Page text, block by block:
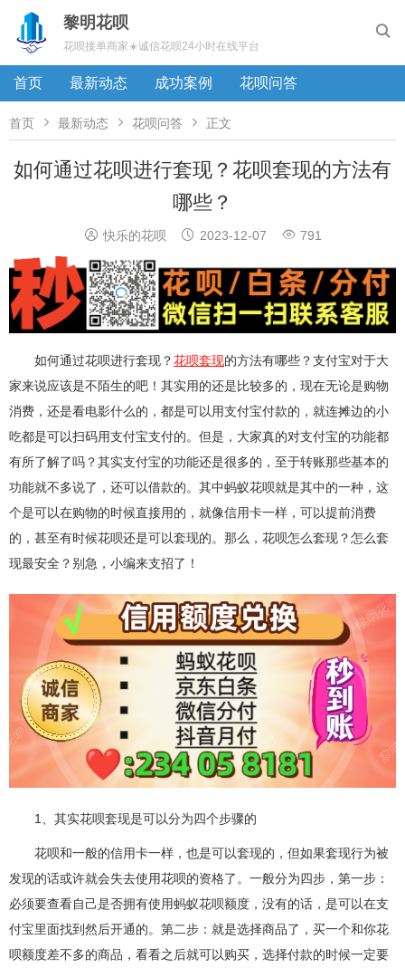

黎明花呗
花呗接单商家☀️诚信花呗24小时在线平台
首页 最新动态 成功案例 花呗问答
首页  最新动态  花呗问答  正文
如何通过花呗进行套现？花呗套现的方法有
哪些？
 快乐的花呗  2023-12-07  791
如何通过花呗进行套现？花呗套现的方法有哪些？支付宝对于大
家来说应该是不陌生的吧！其实用的还是比较多的，现在无论是购物
消费，还是看电影什么的，都是可以用支付宝付款的，就连摊边的小
吃都是可以扫码用支付宝支付的。但是，大家真的对支付宝的功能都
有所了解了吗？其实支付宝的功能还是很多的，至于转账那些基本的
功能就不多说了，还可以借款的。其中蚂蚁花呗就是其中的一种，这
个是可以在购物的时候直接用的，就像信用卡一样，可以提前消费
的，甚至有时候花呗还是可以套现的。那么，花呗怎么套现？怎么套
现最安全？别急，小编来支招了！
1、其实花呗套现是可以分为四个步骤的
花呗和一般的信用卡一样，也是可以套现的，但如果套现行为被
发现的话或许就会失去使用花呗的资格了。一般分为四步，第一步：
必须要查看自己是否拥有使用蚂蚁花呗额度，没有的话，是可以在支
付宝里面找到然后开通的。第二步：就是选择商品了，买一个和你花
呗额度差不多的商品，看看之后就可以购买，选择付款的时候一定要